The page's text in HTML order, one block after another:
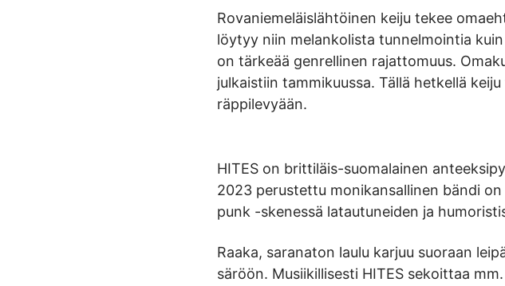
Rovaniemeläislähtöinen keiju tekee
löytyy niin melankolista tunnelmointia
on tärkeää genrellinen rajattomuus.
julkaistiin tammikuussa. Tällä hetkellä
räppilevyään.
HITES on brittiläis-suomalainen
2023 perustettu monikansallinen bändi
punk -skenessä latautuneiden ja
Raaka, saranaton laulu karjuu suoraan
säröön. Musiikillisesti HITES sekoittaa